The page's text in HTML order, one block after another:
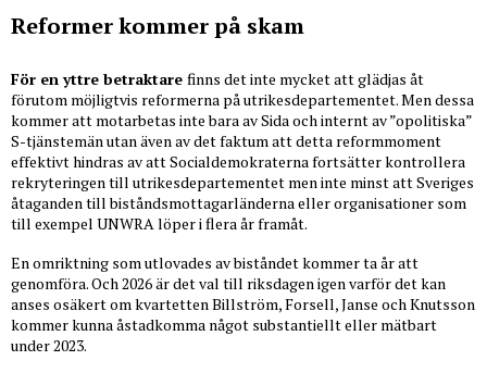
Reformer kommer på skam
För en yttre betraktare finns det inte mycket att glädjas åt
förutom möjligtvis reformerna på utrikesdepartementet. Men dessa
kommer att motarbetas inte bara av Sida och internt av ”opolitiska”
S-tjänstemän utan även av det faktum att detta reformmoment
effektivt hindras av att Socialdemokraterna fortsätter kontrollera
rekryteringen till utrikesdepartementet men inte minst att Sveriges
åtaganden till biståndsmottagarländerna eller organisationer som
till exempel UNWRA löper i flera år framåt.
En omriktning som utlovades av biståndet kommer ta år att
genomföra. Och 2026 är det val till riksdagen igen varför det kan
anses osäkert om kvartetten Billström, Forsell, Janse och Knutsson
kommer kunna åstadkomma något substantiellt eller mätbart
under 2023.